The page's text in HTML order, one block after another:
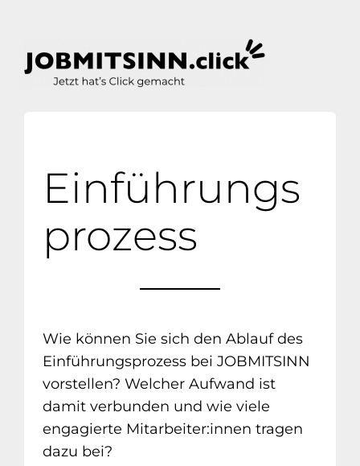
springen
Einführungs
prozess
Wie können Sie sich den Ablauf des
Einführungsprozess bei JOBMITSINN
vorstellen? Welcher Aufwand ist
damit verbunden und wie viele
engagierte Mitarbeiter:innen tragen
dazu bei?